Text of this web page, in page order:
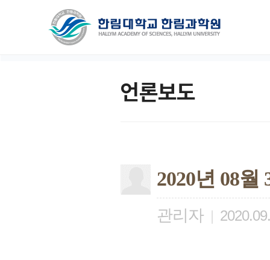
언론보도
2020년 08
관리자 |